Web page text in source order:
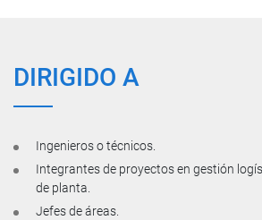
DIRIGIDO A
Ingenieros o técnicos.
Integrantes de proyectos en gestión
de planta.
Jefes de áreas.